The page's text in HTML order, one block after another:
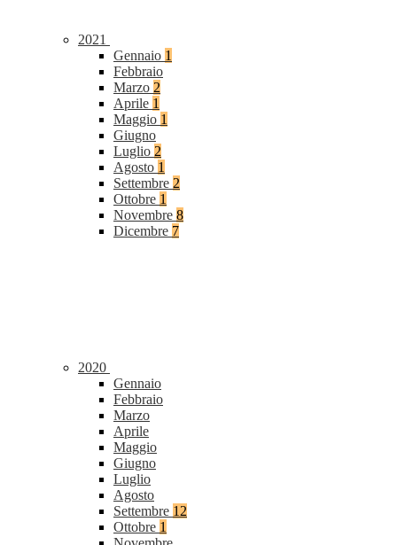
2021
Gennaio 1
Febbraio
Marzo 2
Aprile 1
Maggio 1
Giugno
Luglio 2
Agosto 1
Settembre 2
Ottobre 1
Novembre 8
Dicembre 7
2020
Gennaio
Febbraio
Marzo
Aprile
Maggio
Giugno
Luglio
Agosto
Settembre 12
Ottobre 1